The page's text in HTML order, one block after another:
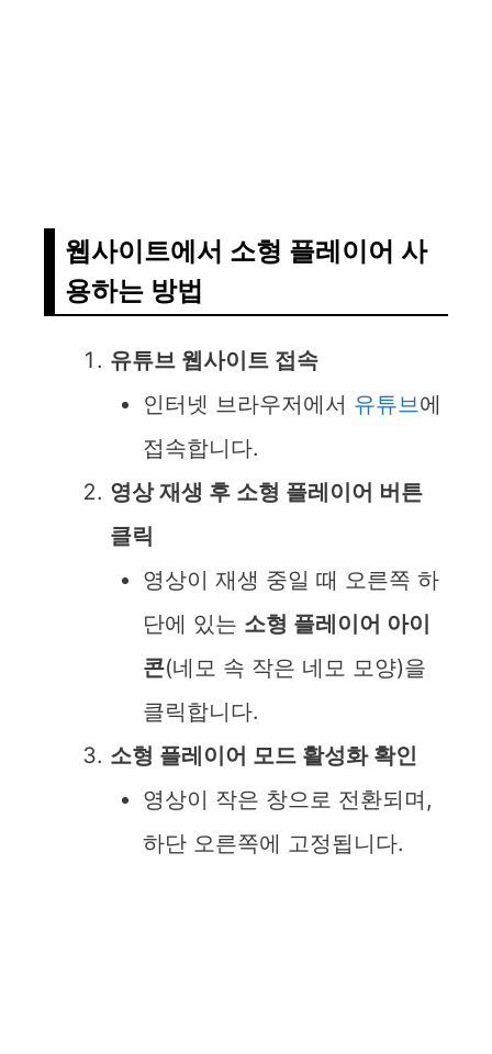
웹사이트에서 소형 플레이어 사
용하는 방법
유튜브 웹사이트 접속
인터넷 브라우저에서 유튜브에
접속합니다.
영상 재생 후 소형 플레이어 버튼
클릭
영상이 재생 중일 때 오른쪽 하
단에 있는 소형 플레이어 아이
콘(네모 속 작은 네모 모양)을
클릭합니다.
소형 플레이어 모드 활성화 확인
영상이 작은 창으로 전환되며,
하단 오른쪽에 고정됩니다.